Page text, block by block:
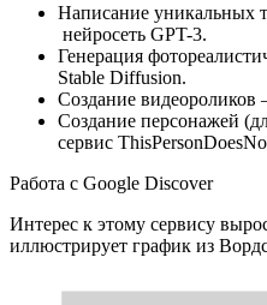
Написание уникальных
нейросеть GPT-3.
Генерация
Stable Diffusion.
Создание видеороликов
Создание персонажей
сервис
Работа с Google Discover
Интерес к этому сервису
иллюстрирует график из